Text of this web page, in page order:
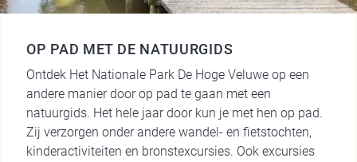
OP PAD MET DE NATUURGIDS
Ontdek Het Nationale Park De Hoge Veluwe op een
andere manier door op pad te gaan met een
natuurgids. Het hele jaar door kun je met hen op pad.
Zij verzorgen onder andere wandel- en fietstochten,
kinderactiviteiten en bronstexcursies. Ook excursies